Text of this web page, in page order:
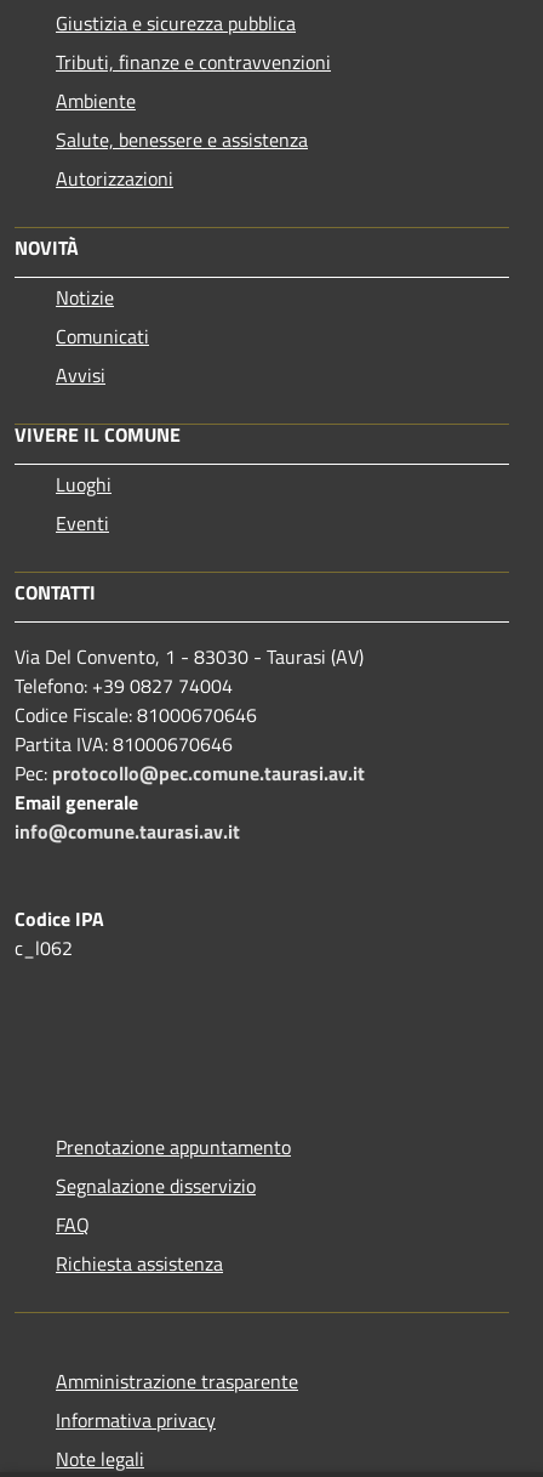
Giustizia e sicurezza pubblica
Tributi, finanze e contravvenzioni
Ambiente
Salute, benessere e assistenza
Autorizzazioni
NOVITÀ
Notizie
Comunicati
Avvisi
VIVERE IL COMUNE
Luoghi
Eventi
CONTATTI
Via Del Convento, 1 - 83030 - Taurasi (AV)
Telefono: +39 0827 74004
Codice Fiscale: 81000670646
Partita IVA: 81000670646
Pec: protocollo@pec.comune.taurasi.av.it
Email generale
info@comune.taurasi.av.it
Codice IPA
c_l062
Prenotazione appuntamento
Segnalazione disservizio
FAQ
Richiesta assistenza
Amministrazione trasparente
Informativa privacy
Note legali